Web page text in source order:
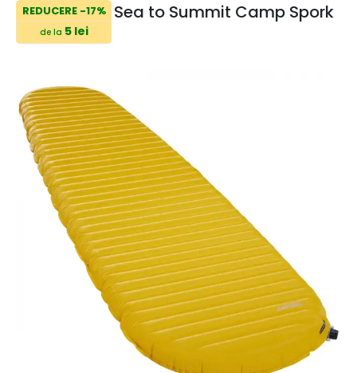
REDUCERE -17%
de la 5 lei
Sea to Summit Camp Spork